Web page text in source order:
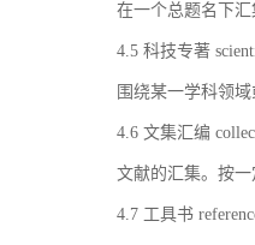
在一个总题名下
4.5 科技专著
围绕某一学科领
4.6 文集汇编
文献的汇集。按
4.7 工具书